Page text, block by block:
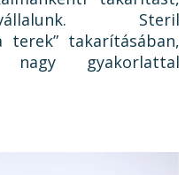
Steril
terek” takarításában,
gyakorlattal